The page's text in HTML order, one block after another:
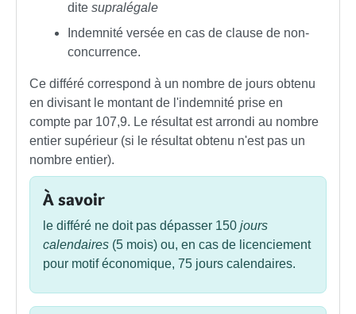
dite supralégale
Indemnité versée en cas de clause de non-
concurrence.
Ce différé correspond à un nombre de jours obtenu
en divisant le montant de l'indemnité prise en
compte par 107,9. Le résultat est arrondi au nombre
entier supérieur (si le résultat obtenu n'est pas un
nombre entier).
À savoir
le différé ne doit pas dépasser 150 jours
calendaires (5 mois) ou, en cas de licenciement
pour motif économique, 75 jours calendaires.